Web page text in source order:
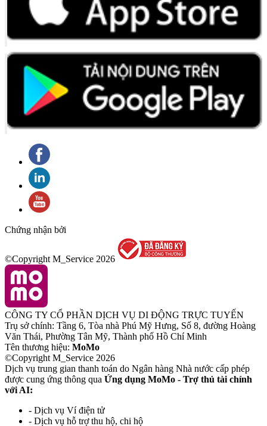
Chứng nhận bởi
©Copyright M_Service 2026
CÔNG TY CỔ PHẦN DỊCH VỤ DI ĐỘNG TRỰC TUYẾN
Trụ sở chính: Tầng 6, Tòa nhà Phú Mỹ Hưng, Số 8, đường Hoàng
Văn Thái, Phường Tân Mỹ, Thành phố Hồ Chí Minh
Tên thương hiệu: MoMo
©Copyright M_Service 2026
Dịch vụ trung gian thanh toán do Ngân hàng Nhà nước cấp phép
được cung ứng thông qua Ứng dụng MoMo - Trợ thủ tài chính
với AI:
- Dịch vụ Ví điện tử
- Dịch vụ hỗ trợ thu hộ, chi hộ